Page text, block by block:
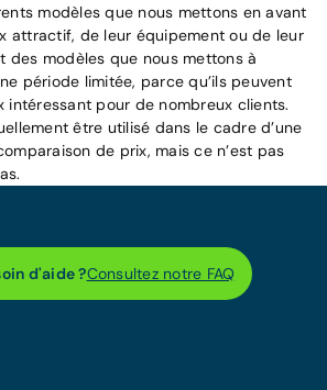
modèles que nous mettons en avant
attractif, de leur équipement ou de leur
des modèles que nous mettons à
période limitée, parce qu’ils peuvent
intéressant pour de nombreux clients.
être utilisé dans le cadre d’une
de prix, mais ce n’est pas
d'aide ?Consultez notre FAQ